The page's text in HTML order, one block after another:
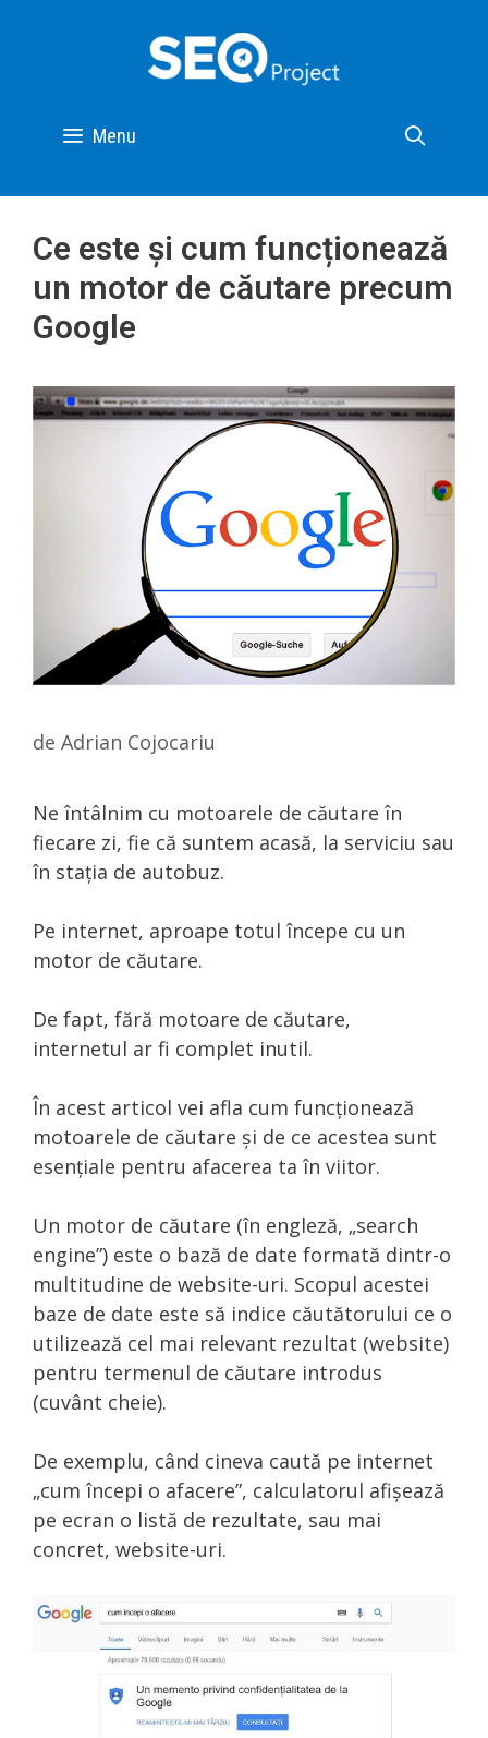
Menu
Ce este și cum funcționează
un motor de căutare precum
Google
de Adrian Cojocariu
Ne întâlnim cu motoarele de căutare în
fiecare zi, fie că suntem acasă, la serviciu sau
în stația de autobuz.
Pe internet, aproape totul începe cu un
motor de căutare.
De fapt, fără motoare de căutare,
internetul ar fi complet inutil.
În acest articol vei afla cum funcționează
motoarele de căutare și de ce acestea sunt
esențiale pentru afacerea ta în viitor.
Un motor de căutare (în engleză, „search
engine”) este o bază de date formată dintr-o
multitudine de website-uri. Scopul acestei
baze de date este să indice căutătorului ce o
utilizează cel mai relevant rezultat (website)
pentru termenul de căutare introdus
(cuvânt cheie).
De exemplu, când cineva caută pe internet
„cum începi o afacere”, calculatorul afișează
pe ecran o listă de rezultate, sau mai
concret, website-uri.